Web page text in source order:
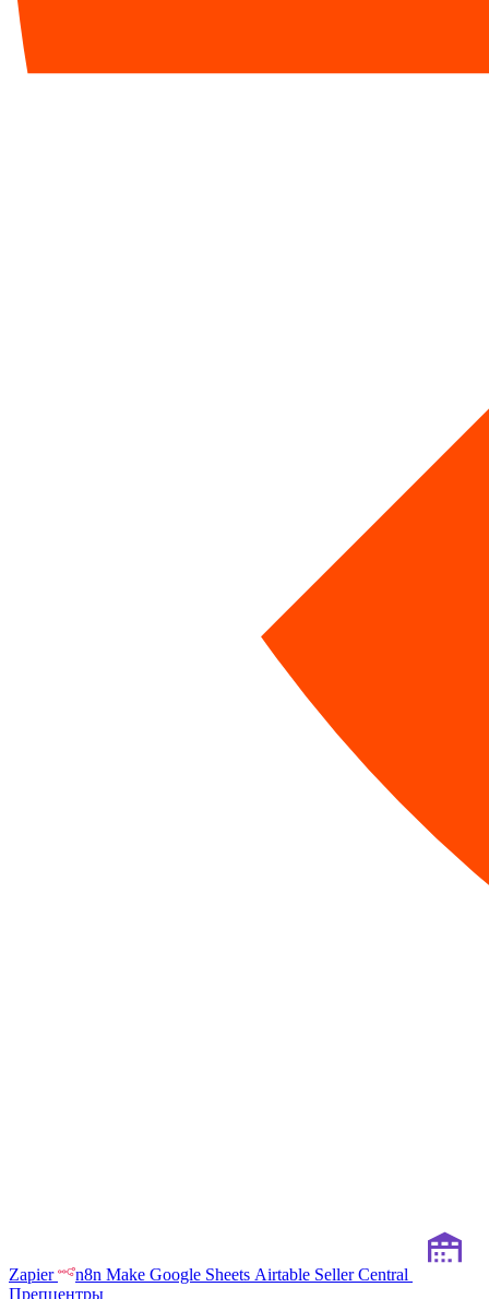
Zapier n8n Make Google Sheets Airtable Seller Central
Препцентры